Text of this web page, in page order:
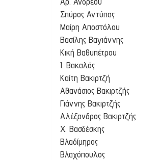
Σπύρος Αντύπας
Μαίρη Αποστόλου
Βασίλης Βαγιάννης
Κική Βαθυπέτρου
Ι. Βακαλός
Καίτη Βακιρτζή
Αθανάσιος Βακιρτζής
Γιάννης Βακιρτζής
Αλέξανδρος Βακιρτζής
Χ. Βασδέσκης
Βλαδίμηρος
Βλαχόπουλος